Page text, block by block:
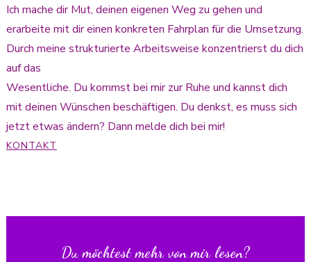
Ich mache dir Mut, deinen eigenen Weg zu gehen und
erarbeite mit dir einen konkreten Fahrplan für die Umsetzung.
Durch meine strukturierte Arbeitsweise konzentrierst du dich
auf das
Wesentliche. Du kommst bei mir zur Ruhe und kannst dich
mit deinen Wünschen beschäftigen. Du denkst, es muss sich
jetzt etwas ändern? Dann melde dich bei mir!
KONTAKT
Du möchtest mehr von mir lesen?